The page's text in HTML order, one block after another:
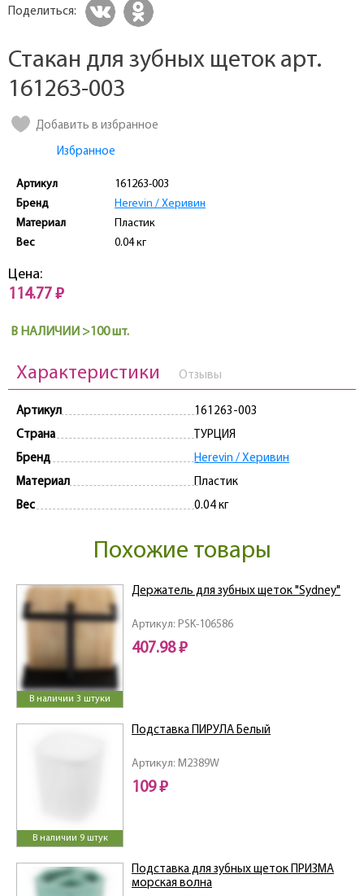
Поделиться:
Стакан для зубных щеток арт.
161263-003
Добавить в избранное
Избранное
Артикул
161263-003
Бренд
Herevin / Херивин
Материал
Пластик
Вес
0.04 кг
Цена:
114.77 ₽
В НАЛИЧИИ >100 шт.
Характеристики Отзывы
Артикул
161263-003
Страна
ТУРЦИЯ
Бренд
Herevin / Херивин
Материал
Пластик
Вес
0.04 кг
Похожие товары
В наличии 3 штуки
Артикул: PSK-106586
Держатель для зубных щеток "Sydney"
407.98 ₽
В наличии 9 штук
Артикул: M2389W
Подставка ПИРУЛА Белый
109 ₽
Подставка для зубных щеток ПРИЗМА
морская волна